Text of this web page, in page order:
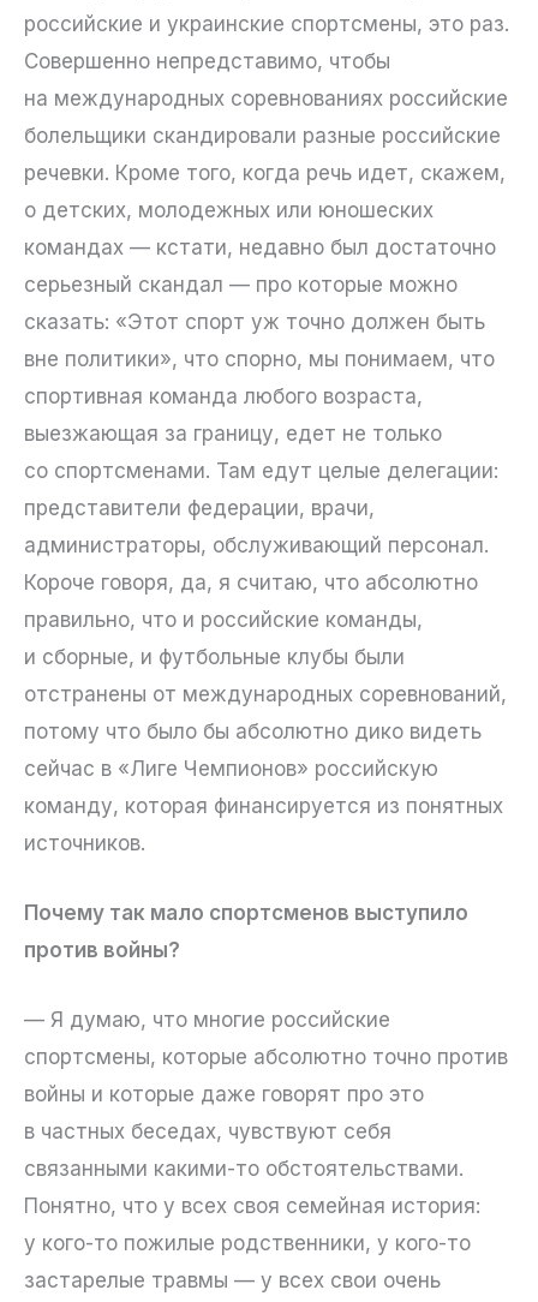
российские и украинские спортсмены, это раз.
Совершенно непредставимо, чтобы
на международных соревнованиях российские
болельщики скандировали разные российские
речевки. Кроме того, когда речь идет, скажем,
о детских, молодежных или юношеских
командах — кстати, недавно был достаточно
серьезный скандал — про которые можно
сказать: «Этот спорт уж точно должен быть
вне политики», что спорно, мы понимаем, что
спортивная команда любого возраста,
выезжающая за границу, едет не только
со спортсменами. Там едут целые делегации:
представители федерации, врачи,
администраторы, обслуживающий персонал.
Короче говоря, да, я считаю, что абсолютно
правильно, что и российские команды,
и сборные, и футбольные клубы были
отстранены от международных соревнований,
потому что было бы абсолютно дико видеть
сейчас в «Лиге Чемпионов» российскую
команду, которая финансируется из понятных
источников.
Почему так мало спортсменов выступило
против войны?
— Я думаю, что многие российские
спортсмены, которые абсолютно точно против
войны и которые даже говорят про это
в частных беседах, чувствуют себя
связанными какими-то обстоятельствами.
Понятно, что у всех своя семейная история:
у кого-то пожилые родственники, у кого-то
застарелые травмы — у всех свои очень